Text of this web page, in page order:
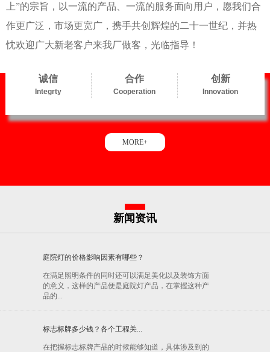
上”的宗旨，以一流的产品、一流的服务面向用户，愿我们合
作更广泛，市场更宽广，携手共创辉煌的二十一世纪，并热
忱欢迎广大新老客户来我厂做客，光临指导！
诚信
Integrty
合作
Cooperation
创新
Innovation
MORE+
新闻资讯
庭院灯的价格影响因素有哪些？
在满足照明条件的同时还可以满足美化以及装饰方面
的意义，这样的产品便是庭院灯产品，在掌握这种产
品的...
标志标牌多少钱？各个工程关...
在把握标志标牌产品的时候能够知道，具体涉及到的